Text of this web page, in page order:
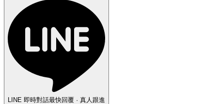
LINE 即時對話最快回覆 · 真人跟進